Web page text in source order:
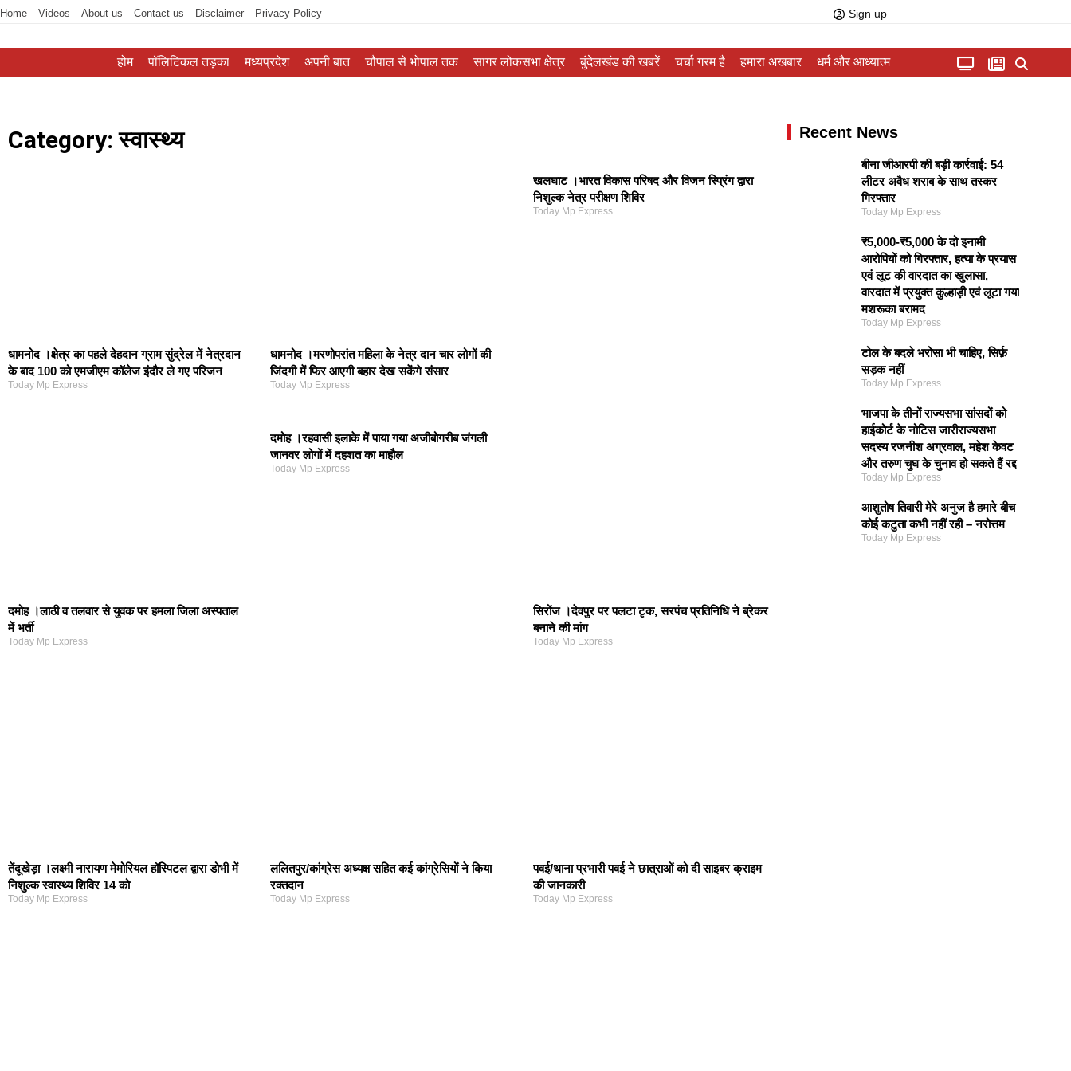
Home Videos About us Contact us Disclaimer Privacy Policy Sign up
होम पॉलिटिकल तड़का मध्यप्रदेश अपनी बात चौपाल से भोपाल तक सागर लोकसभा क्षेत्र बुंदेलखंड की खबरें चर्चा गरम है हमारा अखबार धर्म और आध्यात्म
Category: स्वास्थ्य
धामनोद ।क्षेत्र का पहले देहदान ग्राम सुंद्रेल में नेत्रदान
के बाद 100 को एमजीएम कॉलेज इंदौर ले गए परिजन
Today Mp Express
धामनोद ।मरणोपरांत महिला के नेत्र दान चार लोगों की
जिंदगी में फिर आएगी बहार देख सकेंगे संसार
Today Mp Express
खलघाट ।भारत विकास परिषद और विजन स्प्रिंग द्वारा
निशुल्क नेत्र परीक्षण शिविर
Today Mp Express
दमोह ।लाठी व तलवार से युवक पर हमला जिला अस्पताल
में भर्ती
Today Mp Express
दमोह ।रहवासी इलाके में पाया गया अजीबोगरीब जंगली
जानवर लोगों में दहशत का माहौल
Today Mp Express
सिरोंज ।देवपुर पर पलटा टृक, सरपंच प्रतिनिधि ने ब्रेकर
बनाने की मांग
Today Mp Express
तेंदूखेड़ा ।लक्ष्मी नारायण मेमोरियल हॉस्पिटल द्वारा डोभी में
निशुल्क स्वास्थ्य शिविर 14 को
Today Mp Express
ललितपुर/कांग्रेस अध्यक्ष सहित कई कांग्रेसियों ने किया
रक्तदान
Today Mp Express
पवई/थाना प्रभारी पवई ने छात्राओं को दी साइबर क्राइम
की जानकारी
Today Mp Express
Recent News
बीना जीआरपी की बड़ी कार्रवाई: 54
लीटर अवैध शराब के साथ तस्कर
गिरफ्तार
Today Mp Express
₹5,000-₹5,000 के दो इनामी
आरोपियों को गिरफ्तार, हत्या के प्रयास
एवं लूट की वारदात का खुलासा,
वारदात में प्रयुक्त कुल्हाड़ी एवं लूटा गया
मशरूका बरामद
Today Mp Express
टोल के बदले भरोसा भी चाहिए, सिर्फ़
सड़क नहीं
Today Mp Express
भाजपा के तीनों राज्यसभा सांसदों को
हाईकोर्ट के नोटिस जारीराज्यसभा
सदस्य रजनीश अग्रवाल, महेश केवट
और तरुण चुघ के चुनाव हो सकते हैं रद्द
Today Mp Express
आशुतोष तिवारी मेरे अनुज है हमारे बीच
कोई कटुता कभी नहीं रही – नरोत्तम
Today Mp Express